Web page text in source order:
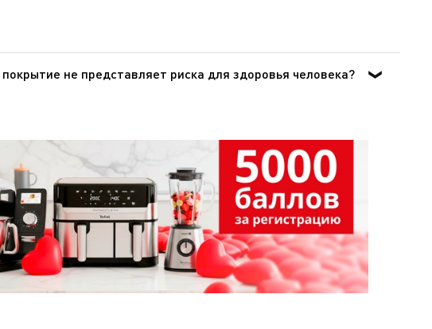
не представляет риска для здоровья человека?
здравоохранения) отнесла ПТФЭ к группе 3 [Том 19, 288
для использования, свидетельствует и тот факт, что